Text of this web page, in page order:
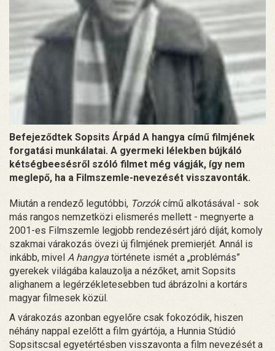
Befejeződtek Sopsits Árpád A hangya című filmjének
forgatási munkálatai. A gyermeki lélekben bújkáló
kétségbeesésről szóló filmet még vágják, így nem
meglepő, ha a Filmszemle-nevezését visszavonták.
Miután a rendező legutóbbi, Torzókcímű alkotásával - sok
más rangos nemzetközi elismerés mellett - megnyerte a
2001-es Filmszemle legjobb rendezésért járó díját, komoly
szakmai várakozás övezi új filmjének premierjét. Annál is
inkább, mivel A hangya története ismét a „problémás”
gyerekek világába kalauzolja a nézőket, amit Sopsits
alighanem a legérzékletesebben tud ábrázolni a kortárs
magyar filmesek közül.
A várakozás azonban egyelőre csak fokozódik, hiszen
néhány nappal ezelőtt a film gyártója, a Hunnia Stúdió
Sopsitscsal egyetértésben visszavonta a film nevezését a